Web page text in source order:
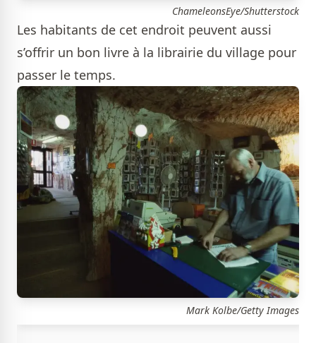
ChameleonsEye/Shutterstock
Les habitants de cet endroit peuvent aussi
s’offrir un bon livre à la librairie du village pour
passer le temps.
Mark Kolbe/Getty Images